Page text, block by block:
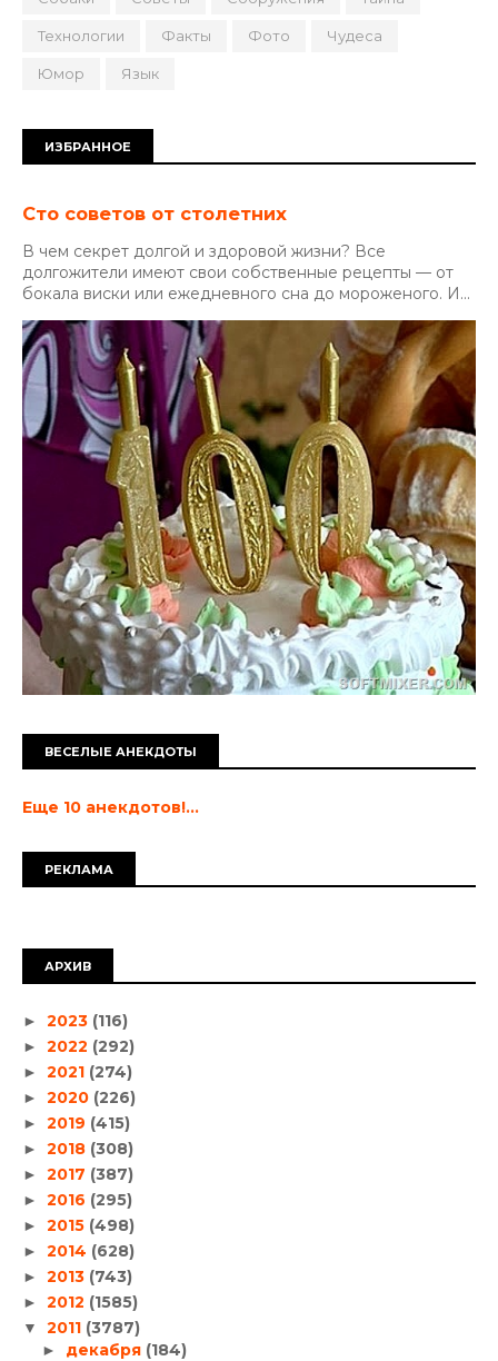
Технологии Факты Фото Чудеса
Юмор Язык
ИЗБРАННОЕ
Сто советов от столетних
В чем секрет долгой и здоровой жизни? Все
долгожители имеют свои собственные рецепты — от
бокала виски или ежедневного сна до мороженого. И...
ВЕСЕЛЫЕ АНЕКДОТЫ
Еще 10 анекдотов!...
РЕКЛАМА
АРХИВ
► 2023 (116)
► 2022 (292)
► 2021 (274)
► 2020 (226)
► 2019 (415)
► 2018 (308)
► 2017 (387)
► 2016 (295)
► 2015 (498)
► 2014 (628)
► 2013 (743)
► 2012 (1585)
▼ 2011 (3787)
► декабря (184)